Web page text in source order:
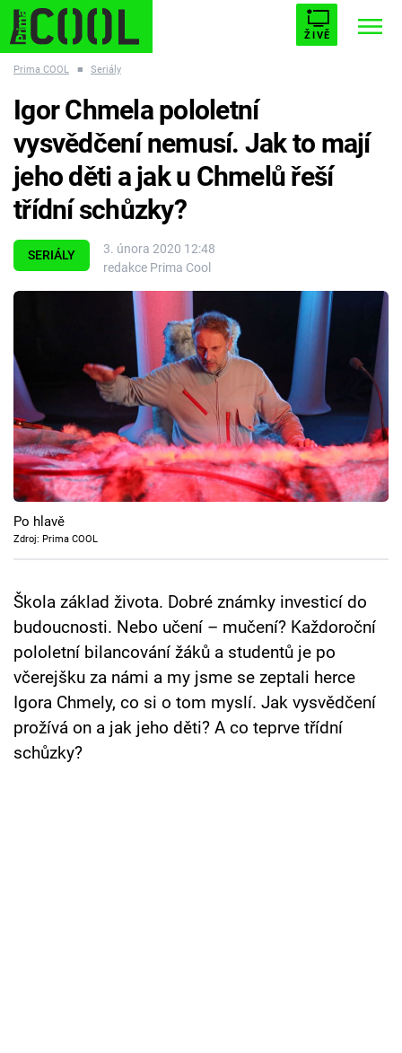
ŽIVĚ
ESCAPE PLNEJ KOTEL AVENGERS 5
Témata
Filmy
Cool Esport
Pořady
TV Program
Přihlášení
Sledujte nás
Prima COOL ■ Seriály
SERIÁLY
3. února 2020 12:48
redakce Prima Cool
Igor Chmela pololetní
vysvědčení nemusí. Jak to mají
jeho děti a jak u Chmelů řeší
třídní schůzky?
Po hlavě
Zdroj: Prima COOL
Škola základ života. Dobré známky investicí do
budoucnosti. Nebo učení – mučení? Každoroční
pololetní bilancování žáků a studentů je po
včerejšku za námi a my jsme se zeptali herce
Igora Chmely, co si o tom myslí. Jak vysvědčení
prožívá on a jak jeho děti? A co teprve třídní
schůzky?